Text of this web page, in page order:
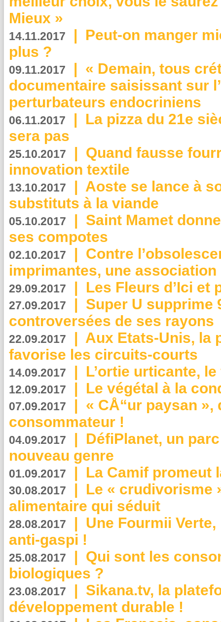
Mieux »
14.11.2017 | Peut-on manger
plus ?
09.11.2017 | « Demain, tous
documentaire saisissant sur
perturbateurs endocriniens
06.11.2017 | La pizza du 21e
sera pas
25.10.2017 | Quand fausse
innovation textile
13.10.2017 | Aoste se lance à
substituts à la viande
05.10.2017 | Saint Mamet
ses compotes
02.10.2017 | Contre
imprimantes, une
29.09.2017 | Les Fleurs d’Ici et
27.09.2017 | Super U supprime
controversées de ses rayons
22.09.2017 | Aux Etats-Unis, la
favorise les circuits-courts
14.09.2017 | L’ortie urticante,
12.09.2017 | Le végétal à la
07.09.2017 | « CÅ“ur paysan
consommateur !
04.09.2017 | DéfiPlanet, un
nouveau genre
01.09.2017 | La Camif promeut
30.08.2017 | Le « crudivorisme
alimentaire qui séduit
28.08.2017 | Une Fourmii
anti-gaspi !
25.08.2017 | Qui sont les
biologiques ?
23.08.2017 | Sikana.tv, la
développement durable !